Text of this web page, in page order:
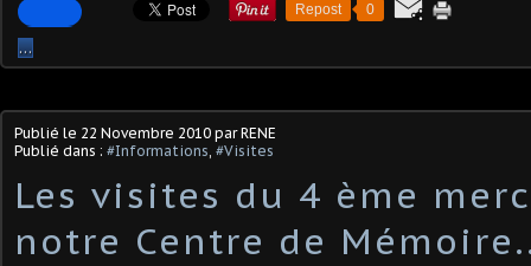
Repost 0
…
Publié le 22 Novembre 2010 par RENE
Publié dans : #Informations, #Visites
Les visites du 4 ème
notre Centre de